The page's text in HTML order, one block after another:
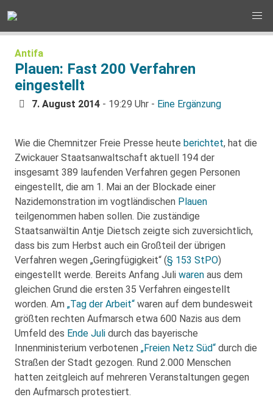
Antifa
Plauen: Fast 200 Verfahren
eingestellt
7. August 2014 - 19:29 Uhr - Eine Ergänzung
Wie die Chemnitzer Freie Presse heute berichtet, hat die
Zwickauer Staatsanwaltschaft aktuell 194 der
insgesamt 389 laufenden Verfahren gegen Personen
eingestellt, die am 1. Mai an der Blockade einer
Nazidemonstration im vogtländischen Plauen
teilgenommen haben sollen. Die zuständige
Staatsanwältin Antje Dietsch zeigte sich zuversichtlich,
dass bis zum Herbst auch ein Großteil der übrigen
Verfahren wegen „Geringfügigkeit“ (§ 153 StPO)
eingestellt werde. Bereits Anfang Juli waren aus dem
gleichen Grund die ersten 35 Verfahren eingestellt
worden. Am „Tag der Arbeit“ waren auf dem bundesweit
größten rechten Aufmarsch etwa 600 Nazis aus dem
Umfeld des Ende Juli durch das bayerische
Innenministerium verbotenen „Freien Netz Süd“ durch die
Straßen der Stadt gezogen. Rund 2.000 Menschen
hatten zeitgleich auf mehreren Veranstaltungen gegen
den Aufmarsch protestiert.